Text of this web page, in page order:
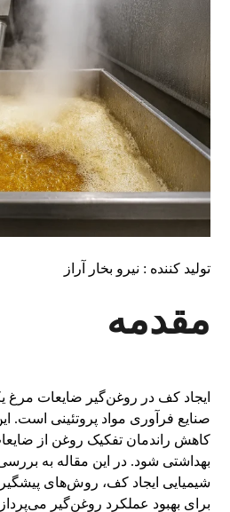
تولید کننده : نیرو بخار آراز
مقدمه
ایجاد کف در روغن‌گیر ضایعات مرغ
صنایع فرآوری مواد پروتئینی است.
کاهش راندمان تفکیک روغن از
بهداشتی شود. در این مقاله به
شیمیایی ایجاد کف، روش‌های
برای بهبود عملکرد روغن‌گیر